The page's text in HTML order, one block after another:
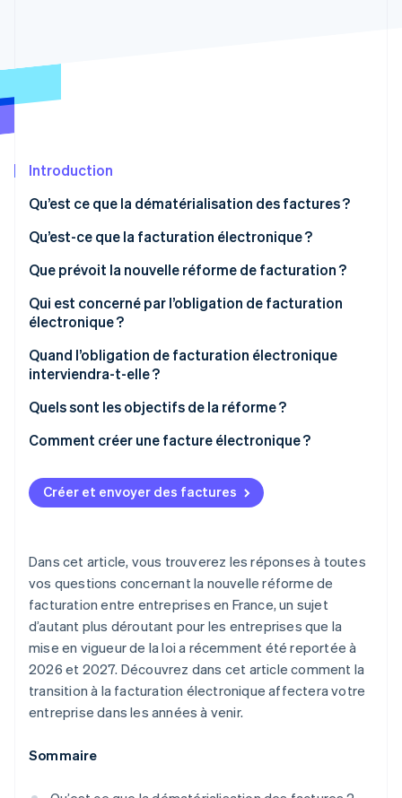
Constitution de start-up
Identity
Découvrez comment Stripe construit l’infrastructure
Regarder la vidéo
Introduction
Qu’est ce que la dématérialisation des factures ?
Qu’est-ce que la facturation électronique ?
Que prévoit la nouvelle réforme de facturation ?
Qui est concerné par l’obligation de facturation
électronique ?
Quand l’obligation de facturation électronique
interviendra-t-elle ?
Quels sont les objectifs de la réforme ?
Comment créer une facture électronique ?
Comment utiliser Stripe Billing pour la facturation
électronique avec des fournisseurs tiers de la place
de marché des applications
Créer et envoyer des factures
Dans cet article, vous trouverez les réponses à toutes
vos questions concernant la nouvelle réforme de
facturation entre entreprises en France, un sujet
d’autant plus déroutant pour les entreprises que la
mise en vigueur de la loi a récemment été reportée à
2026 et 2027. Découvrez dans cet article comment la
transition à la facturation électronique affectera votre
entreprise dans les années à venir.
Sommaire